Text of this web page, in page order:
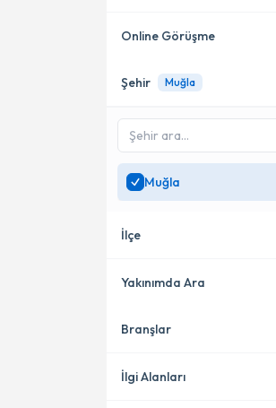
Online Görüşme
Online danışmanlık sunan
SadeceMuğla
uzman ara
Şehir Muğla
Muğla
İlçe
Ortaca
Yakınımda Ara
Konumuma yakın uzmanları
Branşlar
İlgi Alanları